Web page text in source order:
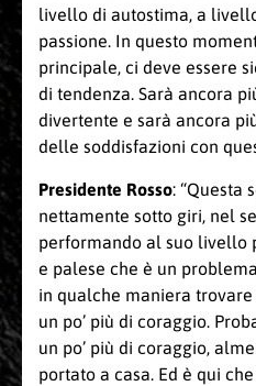
livello di autostima, a
passione. In questo
principale, ci deve essere
di tendenza. Sarà ancora
divertente e sarà ancora
delle soddisfazioni con
Presidente Rosso: “Questa
nettamente sotto giri, nel
performando al suo livello
e palese che è un
in qualche maniera trovare
un po’ più di coraggio.
un po’ più di coraggio,
portato a casa. Ed è qui